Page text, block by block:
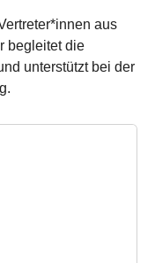
aus
begleitet die
unterstützt bei der